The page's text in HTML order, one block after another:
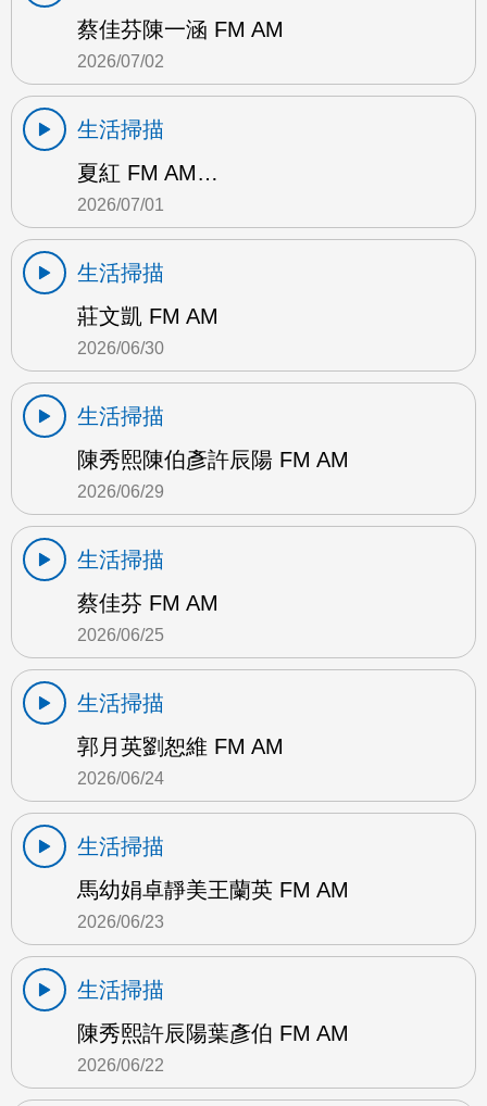
蔡佳芬陳一涵 FM AM
2026/07/02
生活掃描
夏紅 FM AM…
2026/07/01
生活掃描
莊文凱 FM AM
2026/06/30
生活掃描
陳秀熙陳伯彥許辰陽 FM AM
2026/06/29
生活掃描
蔡佳芬 FM AM
2026/06/25
生活掃描
郭月英劉恕維 FM AM
2026/06/24
生活掃描
馬幼娟卓靜美王蘭英 FM AM
2026/06/23
生活掃描
陳秀熙許辰陽葉彥伯 FM AM
2026/06/22